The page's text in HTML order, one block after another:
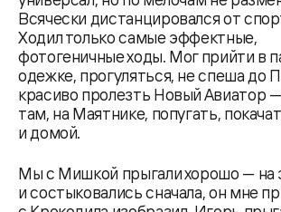
Всячески дистанцировался от
Ходил только самые эффектные,
фотогеничные ходы. Мог прийти в
одежке, прогуляться, не спеша до
красиво пролезть Новый Авиатор
там, на Маятнике, попугать,
и домой.
Мы с Мишкой прыгали хорошо — на
и состыковались сначала, он мне